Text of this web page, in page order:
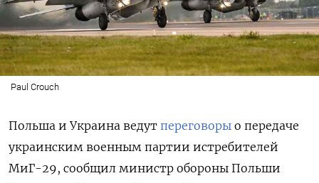
Paul Crouch
Польша и Украина ведут переговоры о передаче
украинским военным партии истребителей
МиГ-29, сообщил министр обороны Польши